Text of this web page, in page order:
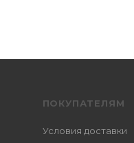
ПОКУПАТЕЛЯМ
Условия доставки